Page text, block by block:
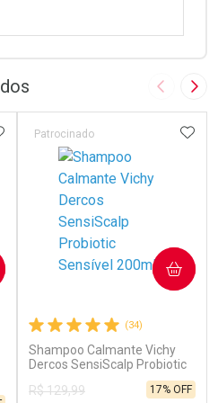
Imagem
AOS FAVORITOS
(34)
Shampoo Calmante Vichy
Dercos SensiScalp Probiotic
Patrocinado
R$ 129,99
17% OFF
COMPRAR